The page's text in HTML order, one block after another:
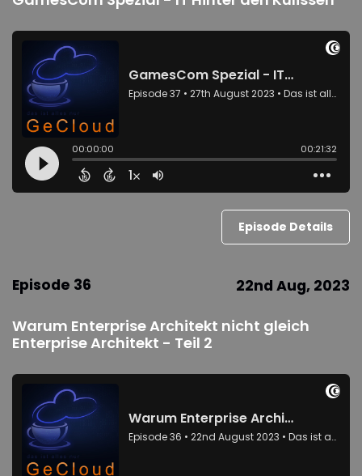
Episode Details
Episode 36 22nd Aug, 2023
Warum Enterprise Architekt nicht gleich
Enterprise Architekt - Teil 2